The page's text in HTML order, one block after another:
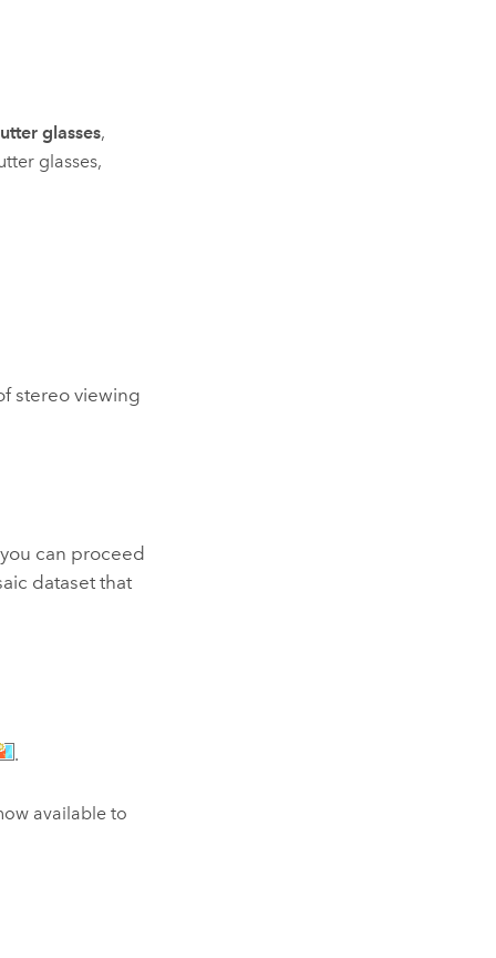
glasses,
glasses,
stereo viewing
can proceed
dataset that
.
available to